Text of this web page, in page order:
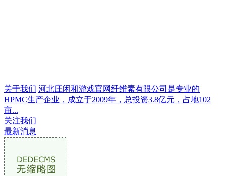
关于我们 河北庄闲和游戏官网纤维素有限公司是专业的
HPMC生产企业，成立于2009年，总投资3.8亿元，占地102
亩...
关注我们
最新消息